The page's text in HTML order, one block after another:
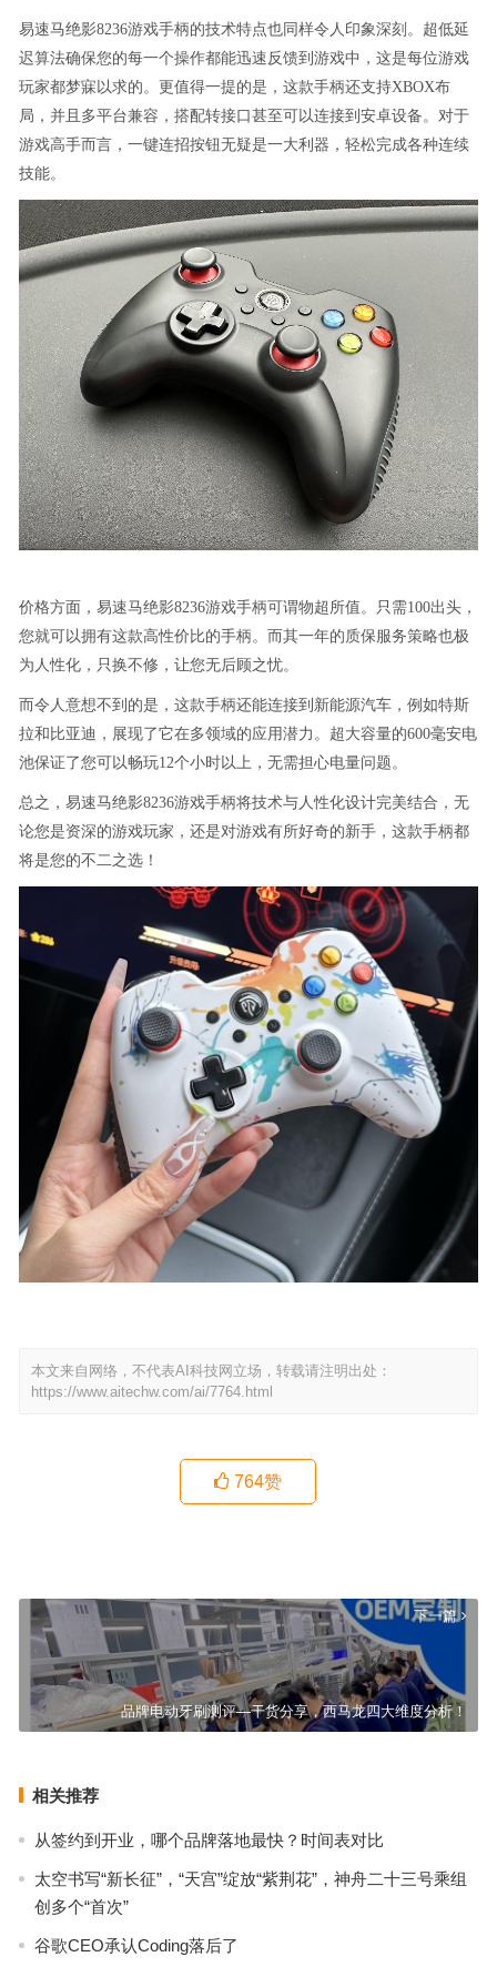
易速马绝影8236游戏手柄的技术特点也同样令人印象深刻。超低延
迟算法确保您的每一个操作都能迅速反馈到游戏中，这是每位游戏
玩家都梦寐以求的。更值得一提的是，这款手柄还支持XBOX布
局，并且多平台兼容，搭配转接口甚至可以连接到安卓设备。对于
游戏高手而言，一键连招按钮无疑是一大利器，轻松完成各种连续
技能。
价格方面，易速马绝影8236游戏手柄可谓物超所值。只需100出头，
您就可以拥有这款高性价比的手柄。而其一年的质保服务策略也极
为人性化，只换不修，让您无后顾之忧。
而令人意想不到的是，这款手柄还能连接到新能源汽车，例如特斯
拉和比亚迪，展现了它在多领域的应用潜力。超大容量的600毫安电
池保证了您可以畅玩12个小时以上，无需担心电量问题。
总之，易速马绝影8236游戏手柄将技术与人性化设计完美结合，无
论您是资深的游戏玩家，还是对游戏有所好奇的新手，这款手柄都
将是您的不二之选！
本文来自网络，不代表AI科技网立场，转载请注明出处：
https://www.aitechw.com/ai/7764.html
764赞
下一篇
品牌电动牙刷测评—干货分享，西马龙四大维度分析！
相关推荐
从签约到开业，哪个品牌落地最快？时间表对比
太空书写“新长征”，“天宫”绽放“紫荆花”，神舟二十三号乘组
创多个“首次”
谷歌CEO承认Coding落后了